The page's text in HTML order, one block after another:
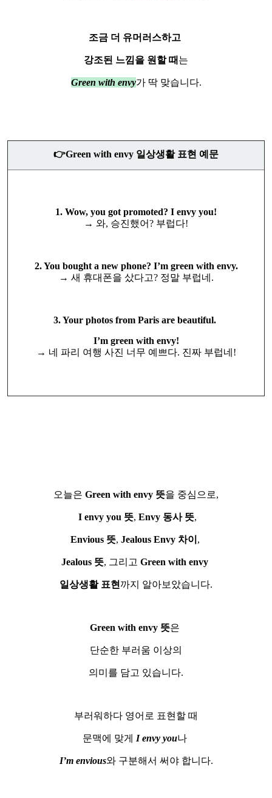
조금 더 유머러스하고
강조된 느낌을 원할 때 는
Green with envy가 딱 맞습니다.
👉Green with envy 일상생활 표현 예문
1. Wow, you got promoted? I envy you!
→ 와, 승진했어? 부럽다!
2. You bought a new phone? I’m green with envy.
→ 새 휴대폰을 샀다고? 정말 부럽네.
3. Your photos from Paris are beautiful.
I’m green with envy!
→ 네 파리 여행 사진 너무 예쁘다. 진짜 부럽네!
오늘은 Green with envy 뜻을 중심으로,
I envy you 뜻, Envy 동사 뜻,
Envious 뜻, Jealous Envy 차이 ,
Jealous 뜻, 그리고 Green with envy
일상생활 표현 까지 알아보았습니다.
Green with envy 뜻은
단순한 부러움 이상의
의미를 담고 있습니다.
부러워하다 영어로 표현할 때
문맥에 맞게 I envy you나
I’m envious와 구분해서 써야 합니다.